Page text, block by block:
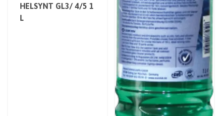
HELSYNT GL3/ 4/5 1
L